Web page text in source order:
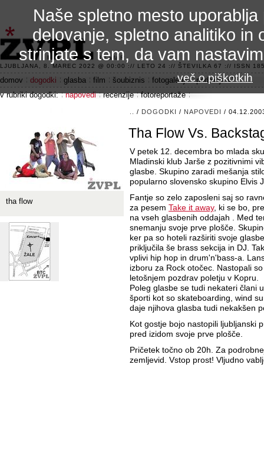
3.2 alfa R
LJUBLJANA, 8. MAREC 2022 @ 00:00 :// LETO 24 :// ŠTEVILKA 67 :// ISSN
domov dogodki glasba film šoubiznis fotogalerije
področje 42
v rubriki dogodki:
napovedi recenzije fotoreportaže
/ DOGODKI / NAPOVEDI /
Tha Flow Vs.
V petek 12. decembra bo mlada
Mladinski klub Jarše z pozitivnimi
glasbe. Skupino zaradi mešanja
popularno slovensko skupino Elvis
Fantje so zelo zaposleni saj so
za pesem Take it away, ki se bo,
na vseh glasbenih oddajah . Med
snemanju svoje prve plošče.
ker pa so hoteli razširiti svoje
priključila še brass sekcija in DJ.
vplivi hip hop in drum'n'bass-a.
izboru za Rock otočec. Nastopali
letošnjem pozdrav poletju v Kopru.
Poleg glasbe se tudi nekateri člani
športi kot so skateboarding, wind
daje njihova glasba tudi nekakšen
Kot gostje bojo nastopili ljubljanski
pred izidom svoje prve plošče.
Pričetek točno ob 20h. Za
zemljevid. Vstop prost! Vljudno
tha flow
Naše spletno mesto
delovanje, spletno analitiko in
strinjate s tem, da vam
več o piškotkih